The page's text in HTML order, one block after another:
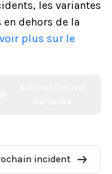
les variantes
dehors de la
plus sur le
incident